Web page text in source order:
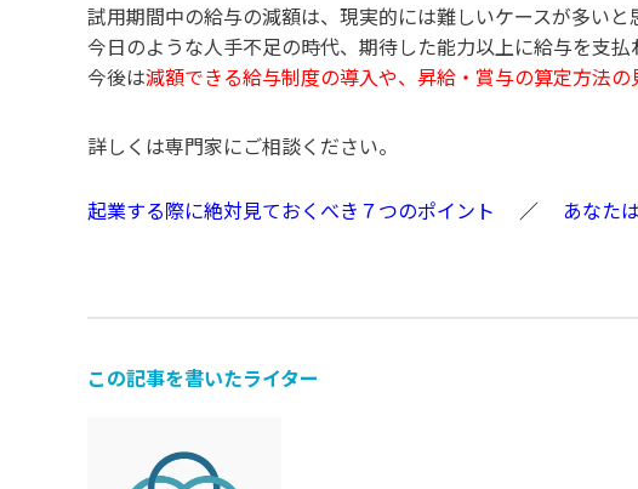
試用期間中の給与の減額は、現実的には難しいケースが多いと
今日のような人手不足の時代、期待した能力以上に給与を支払
今後は減額できる給与制度の導入や、昇給・賞与の算定方法の
詳しくは専門家にご相談ください。
起業する際に絶対見ておくべき７つのポイント ／ あなた
この記事を書いたライター